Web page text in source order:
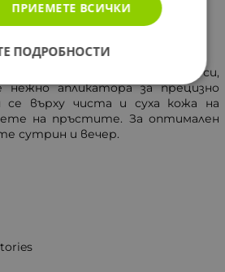
от продукта върху дланта си,
апликатора за прецизно
се върху чиста и суха кожа на
на пръстите. За оптимален
сутрин и вечер.
ПРИЕМЕТЕ ВСИЧКИ
ПОДРОБНОСТИ